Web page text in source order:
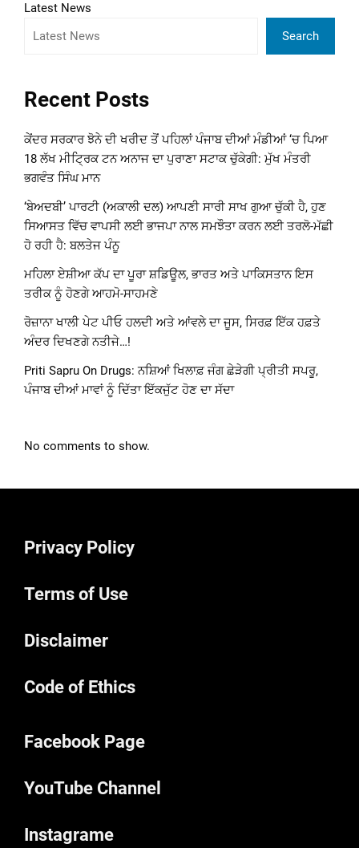
Latest News
Search
Recent Posts
ਕੇਂਦਰ ਸਰਕਾਰ ਝੋਨੇ ਦੀ ਖਰੀਦ ਤੋਂ ਪਹਿਲਾਂ ਪੰਜਾਬ ਦੀਆਂ ਮੰਡੀਆਂ ‘ਚ ਪਿਆ
18 ਲੱਖ ਮੀਟ੍ਰਿਕ ਟਨ ਅਨਾਜ ਦਾ ਪੁਰਾਣਾ ਸਟਾਕ ਚੁੱਕੇਗੀ: ਮੁੱਖ ਮੰਤਰੀ
ਭਗਵੰਤ ਸਿੰਘ ਮਾਨ
‘ਬੇਅਦਬੀ’ ਪਾਰਟੀ (ਅਕਾਲੀ ਦਲ) ਆਪਣੀ ਸਾਰੀ ਸਾਖ ਗੁਆ ਚੁੱਕੀ ਹੈ, ਹੁਣ
ਸਿਆਸਤ ਵਿੱਚ ਵਾਪਸੀ ਲਈ ਭਾਜਪਾ ਨਾਲ ਸਮਝੌਤਾ ਕਰਨ ਲਈ ਤਰਲੋ-ਮੱਛੀ
ਹੋ ਰਹੀ ਹੈ: ਬਲਤੇਜ ਪੰਨੂ
ਮਹਿਲਾ ਏਸ਼ੀਆ ਕੱਪ ਦਾ ਪੂਰਾ ਸ਼ਡਿਊਲ, ਭਾਰਤ ਅਤੇ ਪਾਕਿਸਤਾਨ ਇਸ
ਤਰੀਕ ਨੂੰ ਹੋਣਗੇ ਆਹਮੋ-ਸਾਹਮਣੇ
ਰੋਜ਼ਾਨਾ ਖਾਲੀ ਪੇਟ ਪੀਓ ਹਲਦੀ ਅਤੇ ਆਂਵਲੇ ਦਾ ਜੂਸ, ਸਿਰਫ਼ ਇੱਕ ਹਫ਼ਤੇ
ਅੰਦਰ ਦਿਖਣਗੇ ਨਤੀਜੇ…!
Priti Sapru On Drugs: ਨਸ਼ਿਆਂ ਖਿਲਾਫ਼ ਜੰਗ ਛੇੜੇਗੀ ਪ੍ਰੀਤੀ ਸਪਰੂ,
ਪੰਜਾਬ ਦੀਆਂ ਮਾਵਾਂ ਨੂੰ ਦਿੱਤਾ ਇੱਕਜੁੱਟ ਹੋਣ ਦਾ ਸੱਦਾ
No comments to show.
Privacy Policy
Terms of Use
Disclaimer
Code of Ethics
Facebook Page
YouTube Channel
Instagrame